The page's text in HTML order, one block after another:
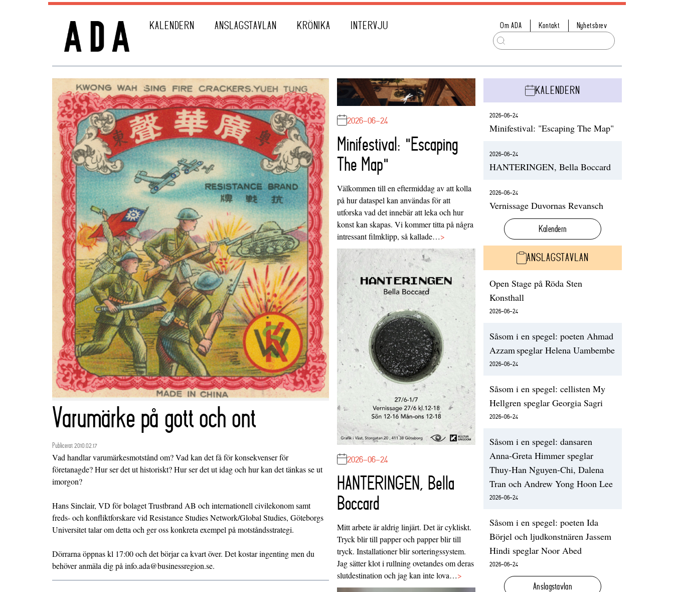
KALENDERN ANSLAGSTAVLAN KRÖNIKA INTERVJU Om ADA Kontakt Nyhetsbrev
Varumärke på gott och ont
Publicerat 2010.02.17
Vad handlar varumärkesmotstånd om? Vad kan det få för konsekvenser för
företanagde? Hur ser det ut historiskt? Hur ser det ut idag och hur kan det tänkas se ut
imorgon?
Hans Sinclair, VD för bolaget Trustbrand AB och internationell civilekonom samt
freds- och konfliktforskare vid Resistance Studies Network/Global Studies, Göteborgs
Universitet talar om detta och ger oss konkreta exempel på motståndsstrategi.
Dörrarna öppnas kl 17:00 och det börjar ca kvart över. Det kostar ingenting men du
behöver anmäla dig på info.ada@businessregion.se.
2026-06-24
Minifestival: "Escaping
The Map"
Välkommen till en eftermiddag av att kolla
på hur dataspel kan användas för att
utforska vad det innebär att leka och hur
konst kan skapas. Vi kommer titta på några
intressant filmklipp, så kallade…>
2026-06-24
HANTERINGEN, Bella
Boccard
Mitt arbete är aldrig linjärt. Det är cykliskt.
Tryck blir till papper och papper blir till
tryck. Installationer blir sorteringssystem.
Jag sätter klot i rullning ovetandes om deras
slutdestination och jag kan inte lova…>
KALENDERN
2026-06-24
Minifestival: "Escaping The Map"
2026-06-24
HANTERINGEN, Bella Boccard
2026-06-24
Vernissage Duvornas Revansch
Kalendern
ANSLAGSTAVLAN
Open Stage på Röda Sten
Konsthall
2026-06-24
Såsom i en spegel: poeten Ahmad
Azzam speglar Helena Uambembe
2026-06-24
Såsom i en spegel: cellisten My
Hellgren speglar Georgia Sagri
2026-06-24
Såsom i en spegel: dansaren
Anna-Greta Himmer speglar
Thuy-Han Nguyen-Chi, Dalena
Tran och Andrew Yong Hoon Lee
2026-06-24
Såsom i en spegel: poeten Ida
Börjel och ljudkonstnären Jassem
Hindi speglar Noor Abed
2026-06-24
Anslagstavlan